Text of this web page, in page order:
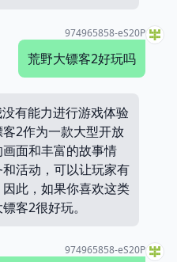
974965858-eS20P
荒野大镖客2好玩吗
有能力进行游戏体验
2作为一款大型开放
面和丰富的故事情
活动，可以让玩家有
此，如果你喜欢这类
客2很好玩。
974965858-eS20P